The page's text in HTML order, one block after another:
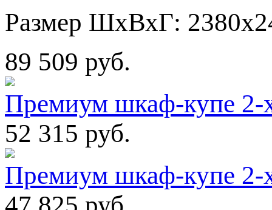
Размер ШхВхГ:
89 509 руб.
Премиум шкаф-купе
52 315 руб.
Премиум шкаф-купе